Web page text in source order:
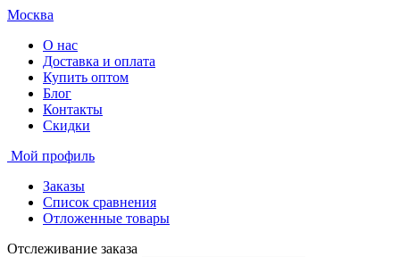
Москва
О нас
Доставка и оплата
Купить оптом
Блог
Контакты
Скидки
Мой профиль
Заказы
Список сравнения
Отложенные товары
Отслеживание заказа